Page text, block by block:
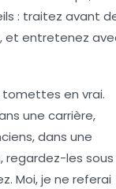
: traitez avant
et entretenez
tomettes en vrai.
une carrière,
dans une
regardez-les sous
Moi, je ne referai